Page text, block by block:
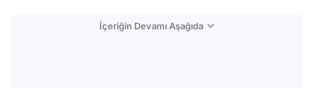
İçeriğin Devamı Aşağıda